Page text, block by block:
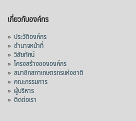
เกี่ยวกับองค์กร
» ประวัติองค์กร
» อำนาจหน้าที่
» วิสัยทัศน์
» โครงสร้างขององค์กร
» สมาชิกสภาเกษตรกรแห่งชาติ
» คณะกรรมการ
» ผู้บริหาร
» ติดต่อเรา